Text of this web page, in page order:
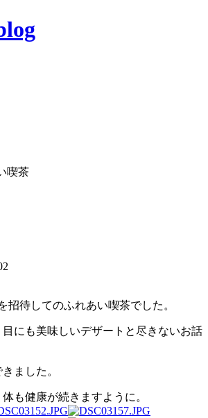
喫茶
招待してのふれあい喫茶でした。
にも美味しいデザートと尽きないお話
ました。
も健康が続きますように。